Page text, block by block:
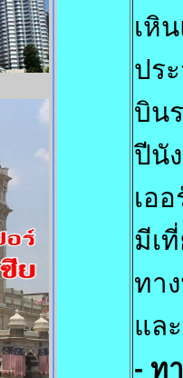
เหิ
ปร
บิน
ปีนั
เอ
มีเ
ทา
แล
- ท